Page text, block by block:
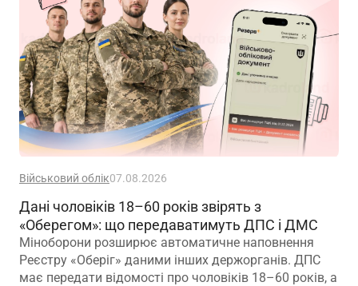
Військовий облік07.08.2026
Дані чоловіків 18–60 років звірять з
«Оберегом»: що передаватимуть ДПС і ДМС
Міноборони розширює автоматичне наповнення
Реєстру «Оберіг» даними інших держорганів. ДПС
має передати відомості про чоловіків 18–60 років, а